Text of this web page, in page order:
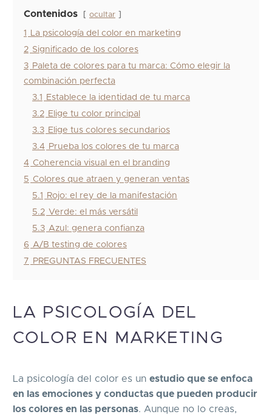
Contenidos ocultar
1
La psicología del color en marketing
2 Significado de los colores
3 Paleta de colores para tu marca: Cómo elegir la
combinación perfecta
3.1
Establece la identidad de tu marca
3.2 Elige tu color principal
3.3 Elige tus colores secundarios
3.4 Prueba los colores de tu marca
4 Coherencia visual en el branding
5 Colores que atraen y generan ventas
5.1
Rojo: el rey de la manifestación
5.2 Verde: el más versátil
5.3 Azul: genera confianza
6 A/B testing de colores
7
PREGUNTAS FRECUENTES
LA PSICOLOGÍA DEL
COLOR EN MARKETING
La psicología del color es un estudio que se enfoca
en las emociones y conductas que pueden producir
los colores en las personas. Aunque no lo creas,